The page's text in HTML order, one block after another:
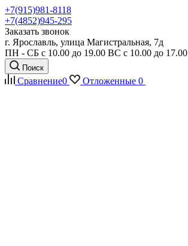
+7(915)981-8118
+7(4852)945-295
Заказать звонок
г. Ярославль, улица Магистральная, 7д
ПН - СБ с 10.00 до 19.00 ВС с 10.00 до 17.00
Поиск
Сравнение0 Отложенные 0